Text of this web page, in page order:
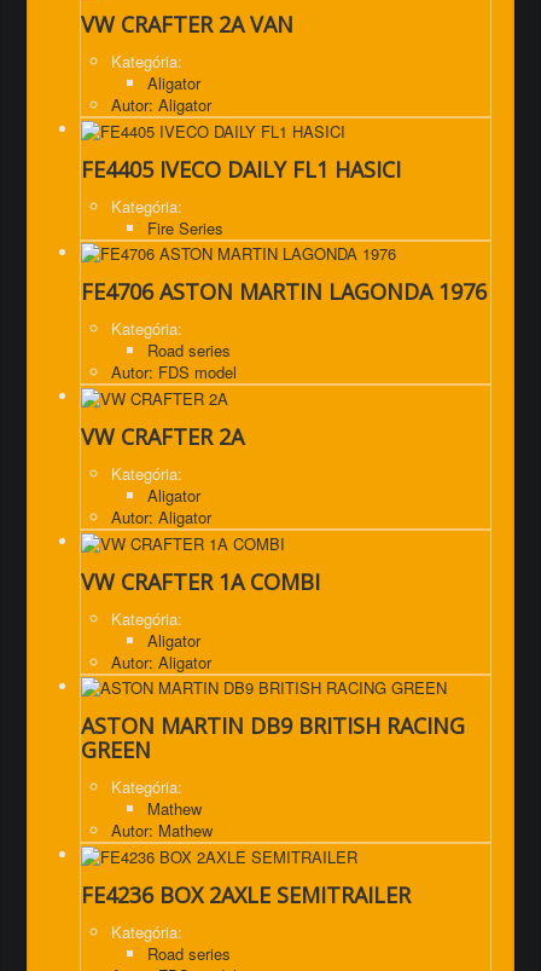
VW CRAFTER 2A VAN
Kategória:
Aligator
Autor: Aligator
FE4405 IVECO DAILY FL1 HASICI
Kategória:
Fire Series
FE4706 ASTON MARTIN LAGONDA 1976
Kategória:
Road series
Autor: FDS model
VW CRAFTER 2A
Kategória:
Aligator
Autor: Aligator
VW CRAFTER 1A COMBI
Kategória:
Aligator
Autor: Aligator
ASTON MARTIN DB9 BRITISH RACING
GREEN
Kategória:
Mathew
Autor: Mathew
FE4236 BOX 2AXLE SEMITRAILER
Kategória:
Road series